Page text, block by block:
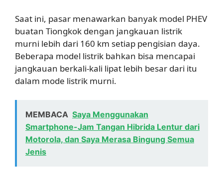
Saat ini, pasar menawarkan banyak model PHEV
buatan Tiongkok dengan jangkauan listrik
murni lebih dari 160 km setiap pengisian daya.
Beberapa model listrik bahkan bisa mencapai
jangkauan berkali-kali lipat lebih besar dari itu
dalam mode listrik murni.
MEMBACA Saya Menggunakan
Smartphone-Jam Tangan Hibrida Lentur dari
Motorola, dan Saya Merasa Bingung Semua
Jenis